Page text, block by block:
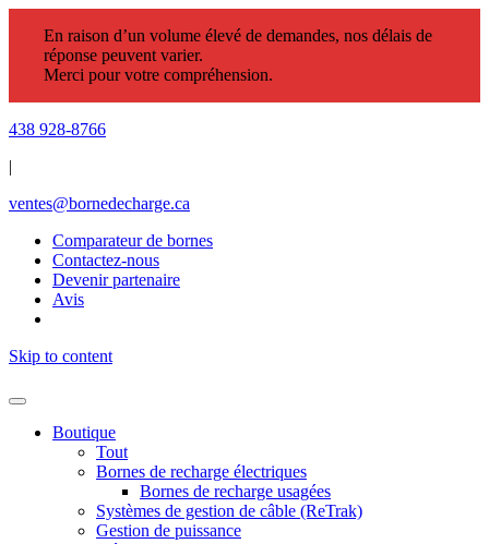
En raison d’un volume élevé de demandes, nos délais de
réponse peuvent varier.
Merci pour votre compréhension.
438 928-8766
|
ventes@bornedecharge.ca
Comparateur de bornes
Contactez-nous
Devenir partenaire
Avis
Skip to content
Boutique
Tout
Bornes de recharge électriques
Bornes de recharge usagées
Systèmes de gestion de câble (ReTrak)
Gestion de puissance